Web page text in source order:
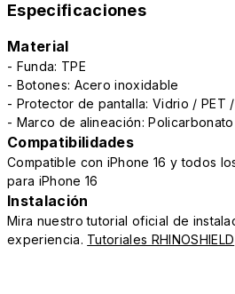
Especificaciones
Material
- Funda: TPE
- Botones: Acero inoxidable
- Protector de pantalla: Vidrio / PET
- Marco de alineación: Policarbonato
Compatibilidades
Compatible con iPhone 16 y todos
para iPhone 16
Instalación
Mira nuestro tutorial oficial de
experiencia. Tutoriales RHINOSHIELD